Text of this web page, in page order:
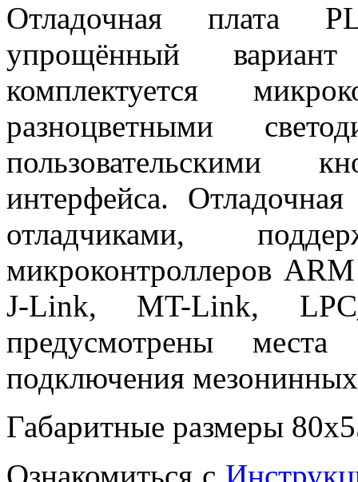
Отладочная плата
упрощённый
комплектуется
разноцветными
пользовательскими
интерфейса.
отладчиками,
микроконтроллеров
J-Link, MT-Link,
предусмотрены
подключения
Габаритные размеры